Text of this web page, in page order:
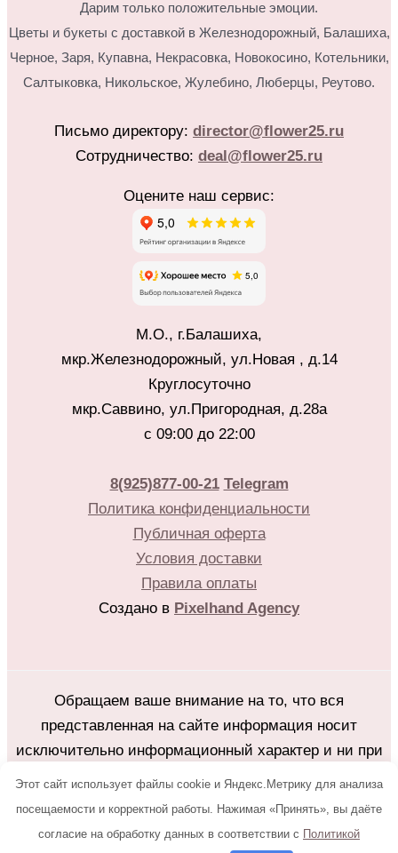
Дарим только положительные эмоции.
Цветы и букеты с доставкой в Железнодорожный, Балашиха,
Черное, Заря, Купавна, Некрасовка, Новокосино, Котельники,
Салтыковка, Никольское, Жулебино, Люберцы, Реутово.
Письмо директору: director@flower25.ru
Сотрудничество: deal@flower25.ru
Оцените наш сервис:
М.О., г.Балашиха,
мкр.Железнодорожный, ул.Новая , д.14
Круглосуточно
мкр.Саввино, ул.Пригородная, д.28а
с 09:00 до 22:00
8(925)877-00-21 Telegram
Политика конфиденциальности
Публичная оферта
Условия доставки
Правила оплаты
Создано в Pixelhand Agency
Обращаем ваше внимание на то, что вся
представленная на сайте информация носит
исключительно информационный характер и ни при
каких условиях не является публичной офертой
определяемой положениями Статьи 437(2)
Гражданского кодекса Российской Федерации.
Этот сайт использует файлы cookie и Яндекс.Метрику для анализа
посещаемости и корректной работы. Нажимая «Принять», вы даёте
согласие на обработку данных в соответствии с Политикой